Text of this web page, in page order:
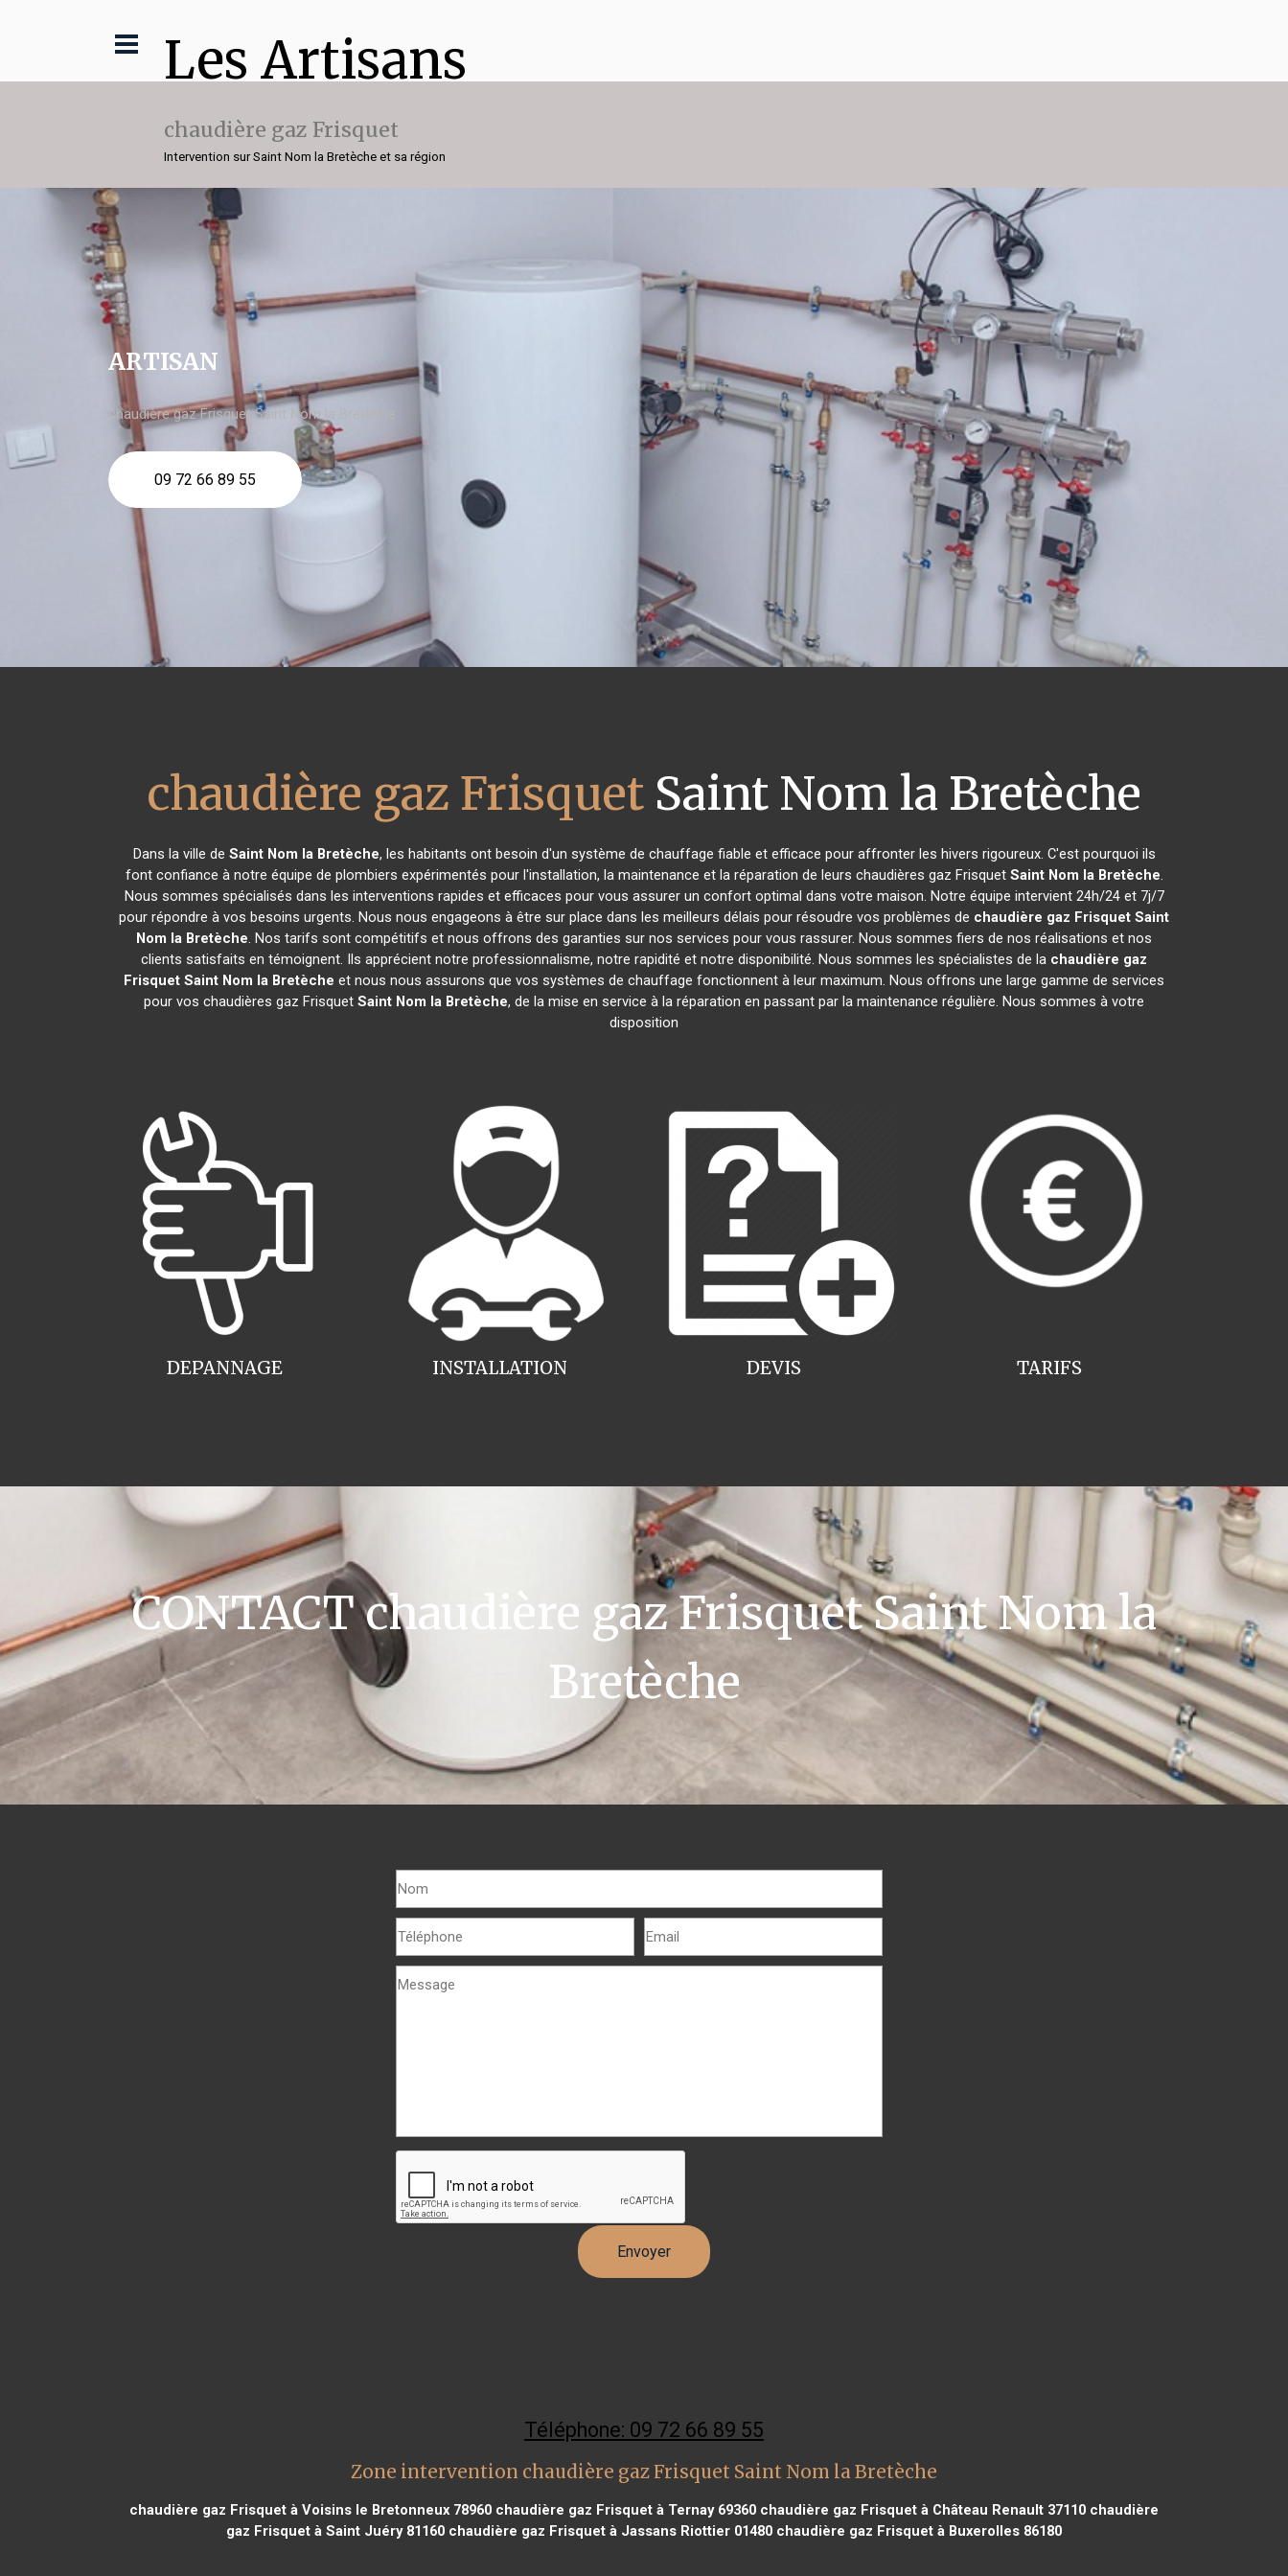
Les Artisans
chaudière gaz Frisquet
Intervention sur Saint Nom la Bretèche et sa région
ARTISAN
chaudière gaz Frisquet Saint Nom la Bretèche
09 72 66 89 55
chaudière gaz Frisquet Saint Nom la Bretèche
Dans la ville de Saint Nom la Bretèche, les habitants ont besoin d'un système de chauffage fiable et efficace pour affronter les hivers rigoureux. C'est pourquoi ils
font confiance à notre équipe de plombiers expérimentés pour l'installation, la maintenance et la réparation de leurs chaudières gaz Frisquet Saint Nom la Bretèche.
Nous sommes spécialisés dans les interventions rapides et efficaces pour vous assurer un confort optimal dans votre maison. Notre équipe intervient 24h/24 et 7j/7
pour répondre à vos besoins urgents. Nous nous engageons à être sur place dans les meilleurs délais pour résoudre vos problèmes de chaudière gaz Frisquet Saint
Nom la Bretèche. Nos tarifs sont compétitifs et nous offrons des garanties sur nos services pour vous rassurer. Nous sommes fiers de nos réalisations et nos
clients satisfaits en témoignent. Ils apprécient notre professionnalisme, notre rapidité et notre disponibilité. Nous sommes les spécialistes de la chaudière gaz
Frisquet Saint Nom la Bretèche et nous nous assurons que vos systèmes de chauffage fonctionnent à leur maximum. Nous offrons une large gamme de services
pour vos chaudières gaz Frisquet Saint Nom la Bretèche, de la mise en service à la réparation en passant par la maintenance régulière. Nous sommes à votre
disposition
INSTALLATION
DEPANNAGE TARIFS
DEVIS
CONTACT chaudière gaz Frisquet Saint Nom la
Bretèche
Téléphone: 09 72 66 89 55
Zone intervention chaudière gaz Frisquet Saint Nom la Bretèche
chaudière gaz Frisquet à Voisins le Bretonneux 78960 chaudière gaz Frisquet à Ternay 69360 chaudière gaz Frisquet à Château Renault 37110 chaudière
gaz Frisquet à Saint Juéry 81160 chaudière gaz Frisquet à Jassans Riottier 01480 chaudière gaz Frisquet à Buxerolles 86180